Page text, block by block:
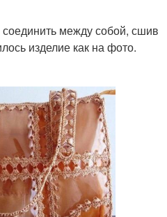
между собой, сшив
изделие как на фото.